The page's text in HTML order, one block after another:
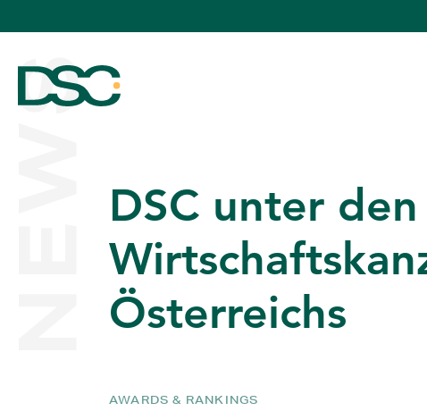
ÜBER UNS
EXPERTISE
TEAM
NEWS DSC unter
Österreichs
AWARDS & RANKINGS